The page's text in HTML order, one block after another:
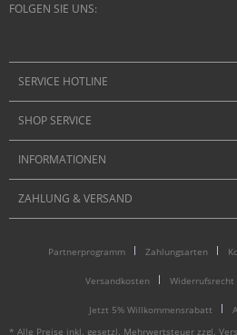
FOLGEN SIE UNS:
SERVICE HOTLINE
SHOP SERVICE
INFORMATIONEN
ZAHLUNG & VERSAND
Partnerprogramm Zahlungsarten
Versandkosten Widerrufsrecht
Jetzt 5% Willkommensrabatt
* Alle Preise inkl. gesetzl. Mehrwertsteuer zzgl.